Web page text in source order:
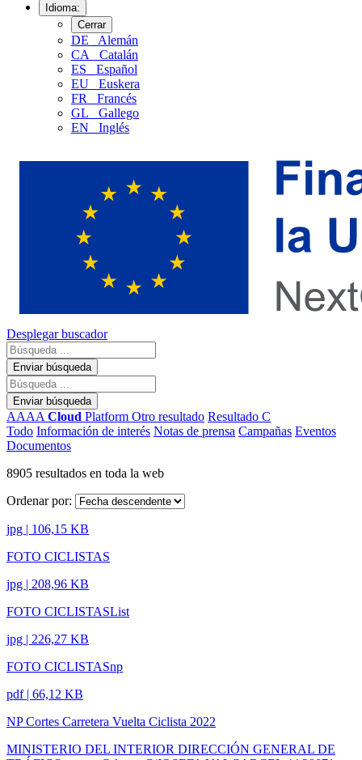
Idioma:
Cerrar
DE
Alemán
CA
Catalán
ES
Español
EU
Euskera
FR
Francés
GL
Gallego
EN
Inglés
Desplegar buscador
Enviar búsqueda
Enviar búsqueda
AAAA Cloud Platform Otro resultado Resultado C
Todo Información de interés Notas de prensa Campañas Eventos
Documentos
8905 resultados en toda la web
Ordenar por:
jpg | 106,15 KB
FOTO CICLISTAS
jpg | 208,96 KB
FOTO CICLISTASList
jpg | 226,27 KB
FOTO CICLISTASnp
pdf | 66,12 KB
NP Cortes Carretera Vuelta Ciclista 2022
MINISTERIO DEL INTERIOR DIRECCIÓN GENERAL DE